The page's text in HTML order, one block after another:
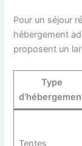
Pour un séjour
hébergement
proposent un
Type
Tentes